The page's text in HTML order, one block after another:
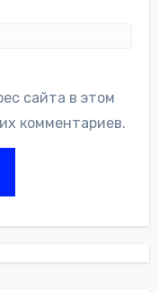
сайта в этом
комментариев.